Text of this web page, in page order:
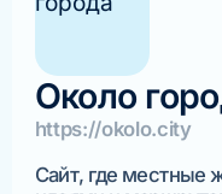
Около
https://okolo.city
Сайт, где местные